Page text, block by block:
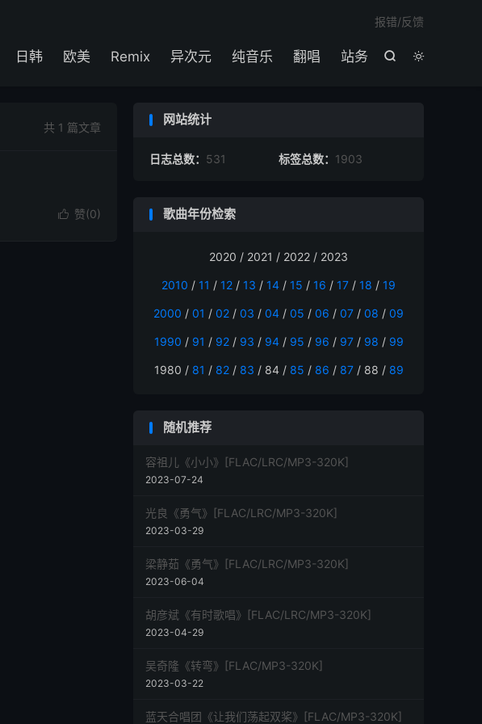


日韩 欧美 Remix 异次元 纯音乐 翻唱 站务
报错/反馈
共 1 篇文章
 赞(0)
网站统计
日志总数： 531 标签总数： 1903
歌曲年份检索
2020 / 2021 / 2022 / 2023
2010 / 11 / 12 / 13 / 14 / 15 / 16 / 17 / 18 / 19
2000 / 01 / 02 / 03 / 04 / 05 / 06 / 07 / 08 / 09
1990 / 91 / 92/ 93 / 94/ 95 / 96 / 97/ 98 / 99
1980 / 81 / 82/ 83 / 84 / 85 / 86 / 87/ 88 / 89
随机推荐
容祖儿《小小》[FLAC/LRC/MP3-320K]
2023-07-24
光良《勇气》[FLAC/LRC/MP3-320K]
2023-03-29
梁静茹《勇气》[FLAC/LRC/MP3-320K]
2023-06-04
胡彦斌《有时歌唱》[FLAC/LRC/MP3-320K]
2023-04-29
吴奇隆《转弯》[FLAC/MP3-320K]
2023-03-22
蓝天合唱团《让我们荡起双桨》[FLAC/MP3-320K]